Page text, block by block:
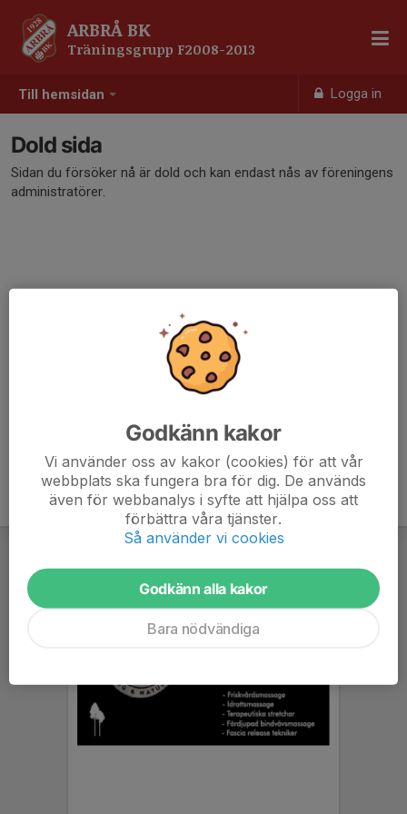
Till hemsidan Logga in
ARBRÅ BK
Träningsgrupp F2008-2013
Dold sida
Sidan du försöker nå är dold och kan endast nås av föreningens
administratörer.
Godkänn kakor
Vi använder oss av kakor (cookies) för att vår
webbplats ska fungera bra för dig. De används
även för webbanalys i syfte att hjälpa oss att
förbättra våra tjänster.
Så använder vi cookies
Godkänn alla kakor
Bara nödvändiga